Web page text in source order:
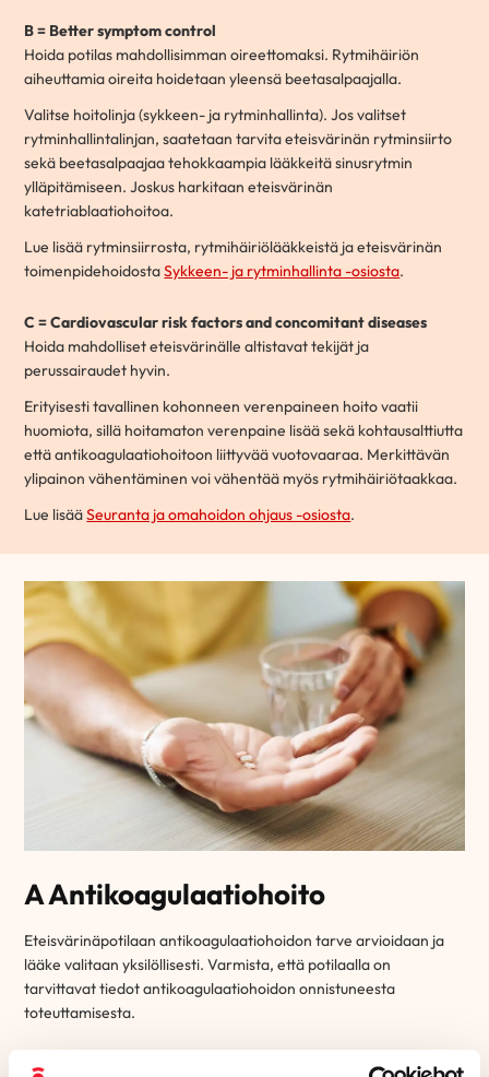
B = Better symptom control
Hoida potilas mahdollisimman oireettomaksi. Rytmihäiriön
aiheuttamia oireita hoidetaan yleensä beetasalpaajalla.
Valitse hoitolinja (sykkeen- ja rytminhallinta). Jos valitset
rytminhallintalinjan, saatetaan tarvita eteisvärinän rytminsiirto
sekä beetasalpaajaa tehokkaampia lääkkeitä sinusrytmin
ylläpitämiseen. Joskus harkitaan eteisvärinän
katetriablaatiohoitoa.
Lue lisää rytminsiirrosta, rytmihäiriölääkkeistä ja eteisvärinän
toimenpidehoidostaSykkeen- ja rytminhallinta -osiosta.
C = Cardiovascular risk factors and concomitant diseases
Hoida mahdolliset eteisvärinälle altistavat tekijät ja
perussairaudet hyvin.
Erityisesti tavallinen kohonneen verenpaineen hoito vaatii
huomiota, sillä hoitamaton verenpaine lisää sekä kohtausalttiutta
että antikoagulaatiohoitoon liittyvää vuotovaaraa. Merkittävän
ylipainon vähentäminen voi vähentää myös rytmihäiriötaakkaa.
Lue lisääSeuranta ja omahoidon ohjaus -osiosta.
A Antikoagulaatiohoito
Eteisvärinäpotilaan antikoagulaatiohoidon tarve arvioidaan ja
lääke valitaan yksilöllisesti. Varmista, että potilaalla on
tarvittavat tiedot antikoagulaatiohoidon onnistuneesta
toteuttamisesta.
ETEISVÄRINÄPOTILAAN ANTIKOAGULAATIOHOITO